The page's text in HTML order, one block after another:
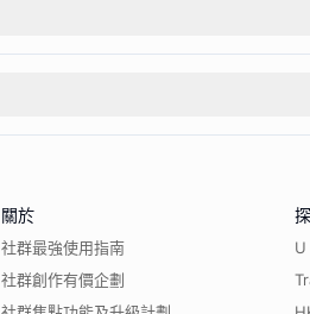
關於
社群最強使用指南
社群創作有價企劃